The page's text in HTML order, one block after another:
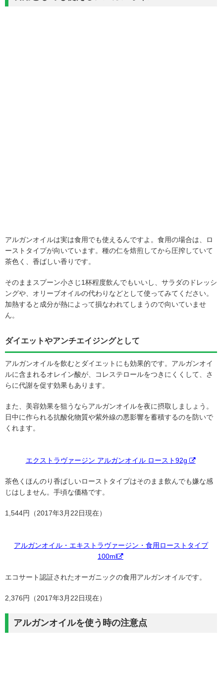
アルガンオイルは実は食用でも使えるんですよ。食用の場合は、ロ
ーストタイプが向いています。種の仁を焙煎してから圧搾していて
茶色く、香ばしい香りです。
そのままスプーン小さじ1杯程度飲んでもいいし、サラダのドレッシ
ングや、オリーブオイルの代わりなどとして使ってみてください。
加熱すると成分が熱によって損なわれてしまうので向いていませ
ん。
ダイエットやアンチエイジングとして
アルガンオイルを飲むとダイエットにも効果的です。アルガンオイ
ルに含まれるオレイン酸が、コレステロールをつきにくくして、さ
らに代謝を促す効果もあります。
また、美容効果を狙うならアルガンオイルを夜に摂取しましょう。
日中に作られる抗酸化物質や紫外線の悪影響を蓄積するのを防いで
くれます。
エクストラヴァージン アルガンオイル ロースト92g
茶色くほんのり香ばしいローストタイプはそのまま飲んでも嫌な感
じはしません。手頃な価格です。
1,544円（2017年3月22日現在）
アルガンオイル・エキストラヴァージン・食用ローストタイプ
100ml
エコサート認証されたオーガニックの食用アルガンオイルです。
2,376円（2017年3月22日現在）
アルガンオイルを使う時の注意点